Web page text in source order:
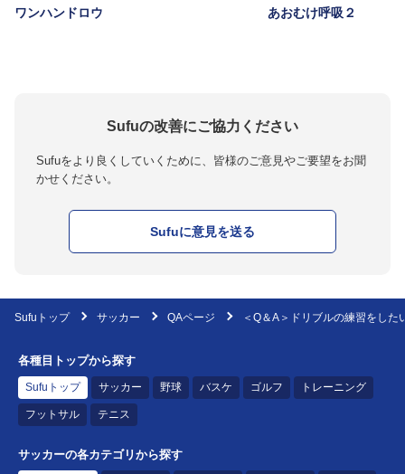
ワンハンドロウ あおむけ呼吸２
Sufuの改善にご協力ください
Sufuをより良くしていくために、皆様のご意見やご要望をお聞
かせください。
Sufuに意見を送る
Sufuトップ サッカー QAページ ＜Q＆A＞ドリブルの練習をし
各種目トップから探す
Sufuトップ サッカー 野球 バスケ ゴルフ トレーニング
フットサル テニス
サッカーの各カテゴリから探す